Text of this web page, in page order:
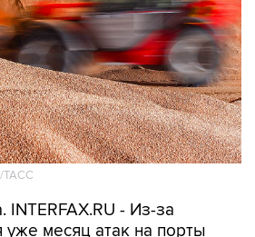
ТАСС
INTERFAX.RU - Из-за
месяц атак на порты